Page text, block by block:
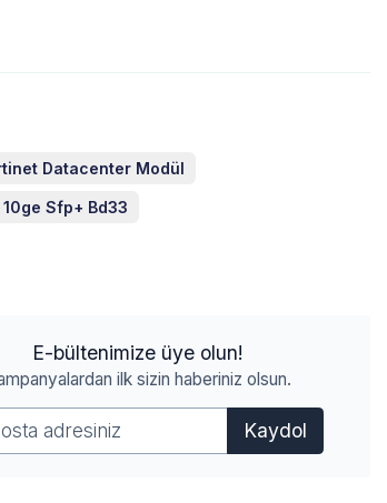
Datacenter Modül
Sfp+ Bd33
E-bültenimize üye olun!
ilk sizin haberiniz olsun.
Kaydol